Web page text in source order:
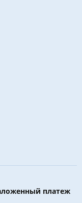
платеж